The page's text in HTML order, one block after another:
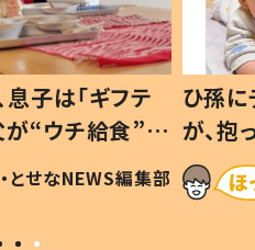
子は「ギフテ
“ウチ給食”を
とは #令和の親
とせなNEWS編集部
ひ孫
が、
「涙が
い」